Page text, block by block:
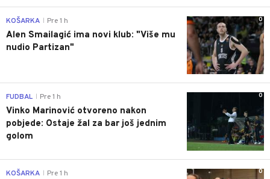
0
KOŠARKA Pre 1 h
Alen Smailagić ima novi klub: "Više mu
nudio Partizan"
0
FUDBAL Pre 1 h
Vinko Marinović otvoreno nakon
pobjede: Ostaje žal za bar još jednim
golom
0
KOŠARKA Pre 1 h